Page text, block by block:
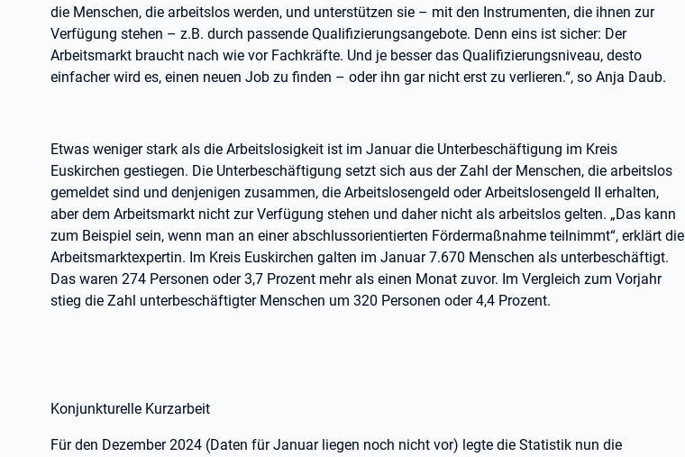
die Menschen, die arbeitslos werden, und unterstützen sie – mit den Instrumenten, die ihnen zur
Verfügung stehen – z.B. durch passende Qualifizierungsangebote. Denn eins ist sicher: Der
Arbeitsmarkt braucht nach wie vor Fachkräfte. Und je besser das Qualifizierungsniveau, desto
einfacher wird es, einen neuen Job zu finden – oder ihn gar nicht erst zu verlieren.“, so Anja Daub.
Etwas weniger stark als die Arbeitslosigkeit ist im Januar die Unterbeschäftigung im Kreis
Euskirchen gestiegen. Die Unterbeschäftigung setzt sich aus der Zahl der Menschen, die arbeitslos
gemeldet sind und denjenigen zusammen, die Arbeitslosengeld oder Arbeitslosengeld II erhalten,
aber dem Arbeitsmarkt nicht zur Verfügung stehen und daher nicht als arbeitslos gelten. „Das kann
zum Beispiel sein, wenn man an einer abschlussorientierten Fördermaßnahme teilnimmt“, erklärt die
Arbeitsmarktexpertin. Im Kreis Euskirchen galten im Januar 7.670 Menschen als unterbeschäftigt.
Das waren 274 Personen oder 3,7 Prozent mehr als einen Monat zuvor. Im Vergleich zum Vorjahr
stieg die Zahl unterbeschäftigter Menschen um 320 Personen oder 4,4 Prozent.
Konjunkturelle Kurzarbeit
Für den Dezember 2024 (Daten für Januar liegen noch nicht vor) legte die Statistik nun die